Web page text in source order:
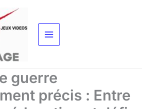
guerre
précis : Entre